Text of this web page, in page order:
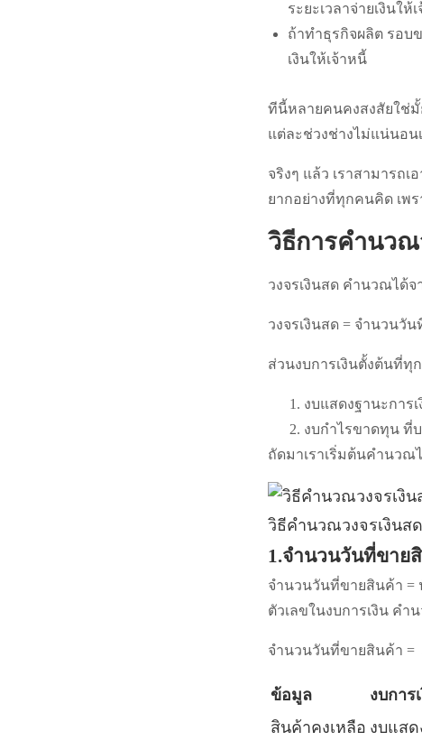
ระยะเวลาจ่ายเงินให้
ถ้าทำธุรกิจผลิต รอบ
เงินให้เจ้าหนี้
ทีนี้หลายคนคงสงสัยใช่มั้
แต่ละช่วงช่างไม่แน่นอน
จริงๆ แล้ว เราสามารถ
ยากอย่างที่ทุกคนคิด เพร
วิธีการคำนวณ
วงจรเงินสด คำนวณได้จ
วงจรเงินสด = จำนวนวั
ส่วนงบการเงินตั้งต้นที่ทุ
งบแสดงฐานะกา
งบกำไรขาดทุน ที่
ถัดมาเราเริ่มต้นคำนวณ
วิธีคำนวณวงจรเงินสด
1.จำนวนวันที่ขาย
จำนวนวันที่ขายสินค้า =
ตัวเลขในงบการเงิน ค
จำนวนวันที่ขายสินค้า =
ข้อมูล
งบการ
สินค้าคงเหลือ งบแสด